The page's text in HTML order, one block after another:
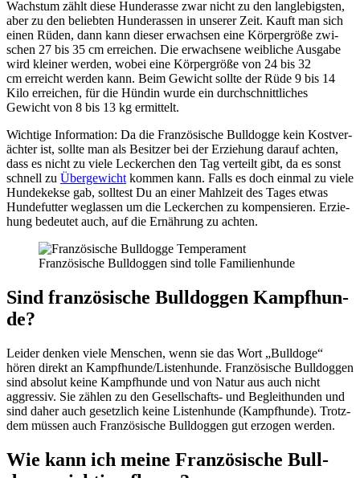
Wachs­tum zählt die­se Hun­de­ras­se zwar nicht zu den lang­le­bigs­ten,
aber zu den belieb­ten Hun­de­ras­sen in unse­rer Zeit. Kauft man sich
einen Rüden, dann kann die­ser erwach­sen eine Kör­per­grö­ße zwi­
schen 27 bis 35 cm errei­chen. Die erwach­se­ne weib­li­che Aus­ga­be
wird klei­ner wer­den, wobei eine Kör­per­grö­ße von 24 bis 32
cm erreicht wer­den kann. Beim Gewicht soll­te der Rüde 9 bis 14
Kilo errei­chen, für die Hün­din wur­de ein durch­schnitt­li­ches
Gewicht von 8 bis 13 kg ermit­telt.
Wich­ti­ge Infor­ma­ti­on: Da die Fran­zö­si­sche Bull­dog­ge kein Kost­ver­
äch­ter ist, soll­te man als Besit­zer bei der Erzie­hung dar­auf ach­ten,
dass es nicht zu vie­le Lecker­chen den Tag ver­teilt gibt, da es sonst
schnell zu Über­ge­wicht kom­men kann. Falls es doch ein­mal zu vie­le
Hun­de­kek­se gab, soll­test Du an einer Mahl­zeit des Tages etwas
Hun­de­fut­ter weg­las­sen um die Lecker­chen zu kom­pen­sie­ren. Erzie­
hung bedeu­tet auch, auf die Ernäh­rung zu ach­ten.
Fran­zö­si­sche Bull­dog­gen sind tol­le Fami­li­en­hun­de
Sind fran­zö­si­sche Bull­dog­gen Kampf­hun­
de?
Lei­der den­ken vie­le Men­schen, wenn sie das Wort „Bull­do­ge“
hören direkt an Kampfhunde/Listenhunde. Fran­zö­si­sche Bull­dog­gen
sind abso­lut kei­ne Kampf­hun­de und von Natur aus auch nicht
aggres­siv. Sie zäh­len zu den Gesell­schafts- und Begleit­hun­den und
sind daher auch gesetz­lich kei­ne Lis­ten­hun­de (Kampf­hun­de). Trotz­
dem müs­sen auch Fran­zö­si­sche Bull­dog­gen gut erzo­gen wer­den.
Wie kann ich mei­ne Fran­zö­si­sche Bull­